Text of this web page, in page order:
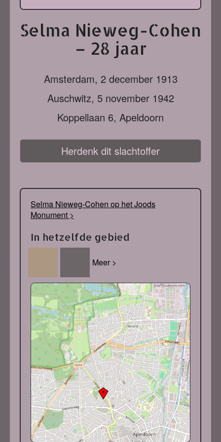
Selma Nieweg-Cohen
– 28 jaar
Amsterdam, 2 december 1913
Auschwitz, 5 november 1942
Koppellaan 6, Apeldoorn
Herdenk dit slachtoffer
Selma Nieweg-Cohen op het Joods
Monument >
In hetzelfde gebied
Meer >